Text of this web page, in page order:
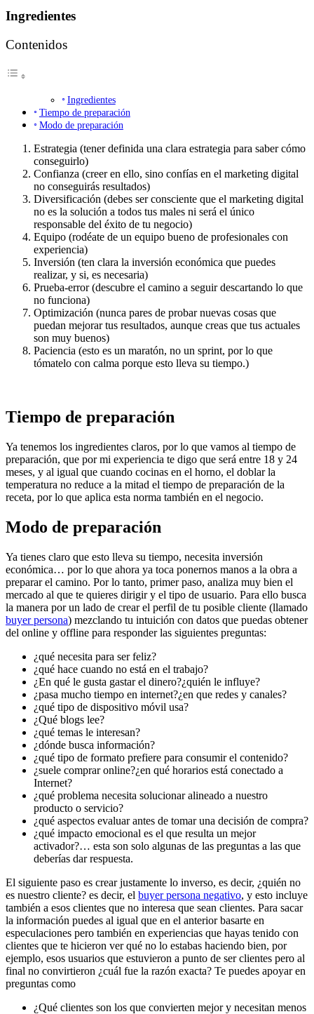
Ingredientes
Contenidos
Ingredientes
Tiempo de preparación
Modo de preparación
Estrategia (tener definida una clara estrategia para saber cómo
conseguirlo)
Confianza (creer en ello, sino confías en el marketing digital
no conseguirás resultados)
Diversificación (debes ser consciente que el marketing digital
no es la solución a todos tus males ni será el único
responsable del éxito de tu negocio)
Equipo (rodéate de un equipo bueno de profesionales con
experiencia)
Inversión (ten clara la inversión económica que puedes
realizar, y si, es necesaria)
Prueba-error (descubre el camino a seguir descartando lo que
no funciona)
Optimización (nunca pares de probar nuevas cosas que
puedan mejorar tus resultados, aunque creas que tus actuales
son muy buenos)
Paciencia (esto es un maratón, no un sprint, por lo que
tómatelo con calma porque esto lleva su tiempo.)
Tiempo de preparación
Ya tenemos los ingredientes claros, por lo que vamos al tiempo de
preparación, que por mi experiencia te digo que será entre 18 y 24
meses, y al igual que cuando cocinas en el horno, el doblar la
temperatura no reduce a la mitad el tiempo de preparación de la
receta, por lo que aplica esta norma también en el negocio.
Modo de preparación
Ya tienes claro que esto lleva su tiempo, necesita inversión
económica… por lo que ahora ya toca ponernos manos a la obra a
preparar el camino. Por lo tanto, primer paso, analiza muy bien el
mercado al que te quieres dirigir y el tipo de usuario. Para ello busca
la manera por un lado de crear el perfil de tu posible cliente (llamado
buyer persona) mezclando tu intuición con datos que puedas obtener
del online y offline para responder las siguientes preguntas:
¿qué necesita para ser feliz?
¿qué hace cuando no está en el trabajo?
¿En qué le gusta gastar el dinero?¿quién le influye?
¿pasa mucho tiempo en internet?¿en que redes y canales?
¿qué tipo de dispositivo móvil usa?
¿Qué blogs lee?
¿qué temas le interesan?
¿dónde busca información?
¿qué tipo de formato prefiere para consumir el contenido?
¿suele comprar online?¿en qué horarios está conectado a
Internet?
¿qué problema necesita solucionar alineado a nuestro
producto o servicio?
¿qué aspectos evaluar antes de tomar una decisión de compra?
¿qué impacto emocional es el que resulta un mejor
activador?… esta son solo algunas de las preguntas a las que
deberías dar respuesta.
El siguiente paso es crear justamente lo inverso, es decir, ¿quién no
es nuestro cliente? es decir, el buyer persona negativo, y esto incluye
también a esos clientes que no interesa que sean clientes. Para sacar
la información puedes al igual que en el anterior basarte en
especulaciones pero también en experiencias que hayas tenido con
clientes que te hicieron ver qué no lo estabas haciendo bien, por
ejemplo, esos usuarios que estuvieron a punto de ser clientes pero al
final no convirtieron ¿cuál fue la razón exacta? Te puedes apoyar en
preguntas como
¿Qué clientes son los que convierten mejor y necesitan menos